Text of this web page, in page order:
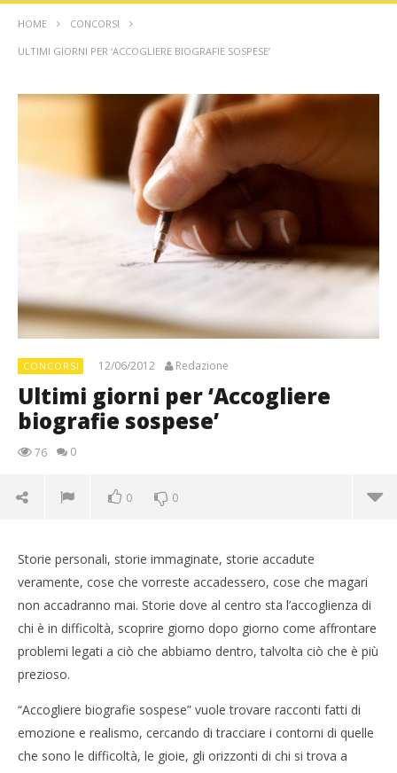
HOME CONCORSI
ULTIMI GIORNI PER ‘ACCOGLIERE BIOGRAFIE SOSPESE’
CONCORSI 12/06/2012 Redazione
Ultimi giorni per ‘Accogliere
biografie sospese’
76 0
0 0
NOW VIEWING
Storie personali, storie immaginate, storie accadute
veramente, cose che vorreste accadessero, cose che magari
non accadranno mai. Storie dove al centro sta l’accoglienza di
chi è in difficoltà, scoprire giorno dopo giorno come affrontare
problemi legati a ciò che abbiamo dentro, talvolta ciò che è più
prezioso.
“Accogliere biografie sospese” vuole trovare racconti fatti di
emozione e realismo, cercando di tracciare i contorni di quelle
che sono le difficoltà, le gioie, gli orizzonti di chi si trova a